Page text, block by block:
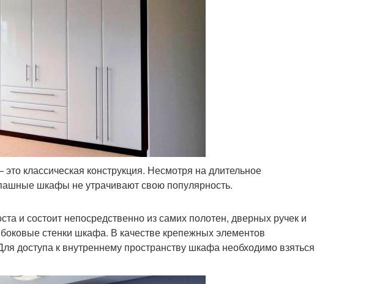
классическая конструкция. Несмотря на длительное
шкафы не утрачивают свою популярность.
и состоит непосредственно из самих полотен, дверных ручек и
стенки шкафа. В качестве крепежных элементов
доступа к внутреннему пространству шкафа необходимо взяться